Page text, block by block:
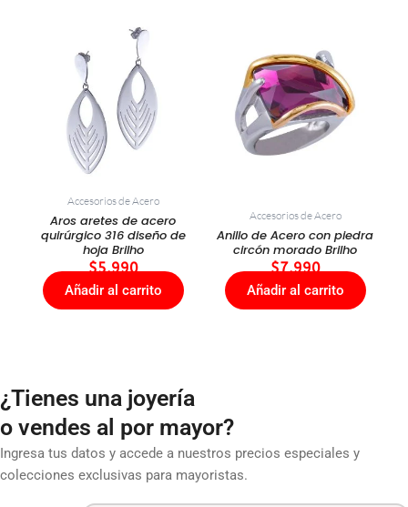
Accesorios de Acero
Aros aretes de acero
quirúrgico 316 diseño de
hoja Brilho
$5.990
Añadir al carrito
Accesorios de Acero
Anillo de Acero con piedra
circón morado Brilho
$7.990
Añadir al carrito
¿Tienes una joyería
o vendes al por mayor?
Ingresa tus datos y accede a nuestros precios especiales y
colecciones exclusivas para mayoristas.